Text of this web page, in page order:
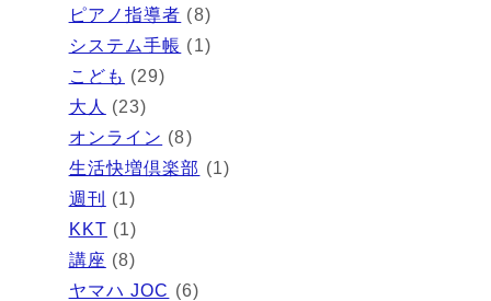
ピアノ指導者 (8)
システム手帳 (1)
こども (29)
大人
(23)
オンライン (8)
生活快増倶楽部 (1)
週刊
(1)
KKT (1)
講座 (8)
ヤマハ JOC (6)